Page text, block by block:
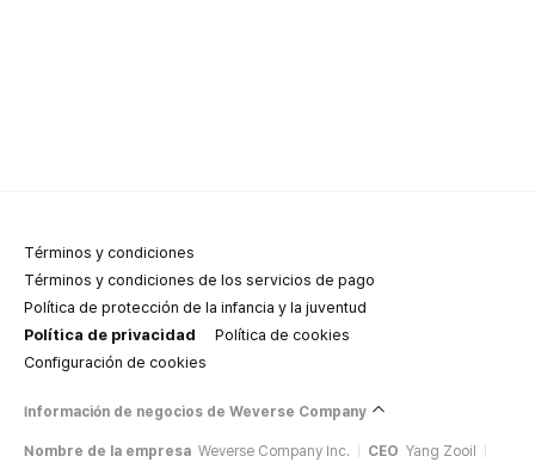
Términos y condiciones
Términos y condiciones de los servicios de pago
Política de protección de la infancia y la juventud
Política de privacidad
Política de cookies
Configuración de cookies
Información de negocios de Weverse Company
Nombre de la empresa Weverse Company Inc. CEO Yang Zooil